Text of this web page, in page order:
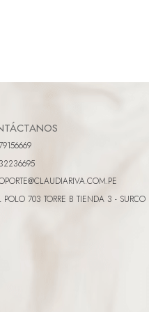
POLO 703 TORRE B TIENDA 3 - SURCO